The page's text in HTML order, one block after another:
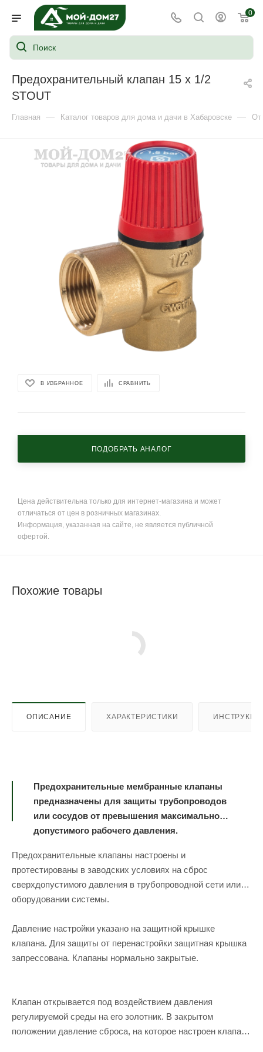
0
Предохранительный клапан 15 x 1/2
STOUT
Главная — Каталог товаров для дома и дачи в Хабаровске —
В ИЗБРАННОЕ СРАВНИТЬ
ПОДОБРАТЬ АНАЛОГ
Цена действительна только для интернет-магазина и может
отличаться от цен в розничных магазинах.
Информация, указанная на сайте, не является публичной
офертой.
Похожие товары
ОПИСАНИЕ ХАРАКТЕРИСТИКИ
Предохранительные мембранные клапаны
предназначены для защиты трубопроводов
или сосудов от превышения максимально
допустимого рабочего давления.
Предохранительные клапаны настроены и
протестированы в заводских условиях на сброс
сверхдопустимого давления в трубопроводной сети или
оборудовании системы.
Давление настройки указано на защитной крышке
клапана. Для защиты от перенастройки защитная крышка
запрессована. Клапаны нормально закрытые.
Клапан открывается под воздействием давления
регулируемой среды на его золотник. В закрытом
положении давление сброса, на которое настроен клапан,